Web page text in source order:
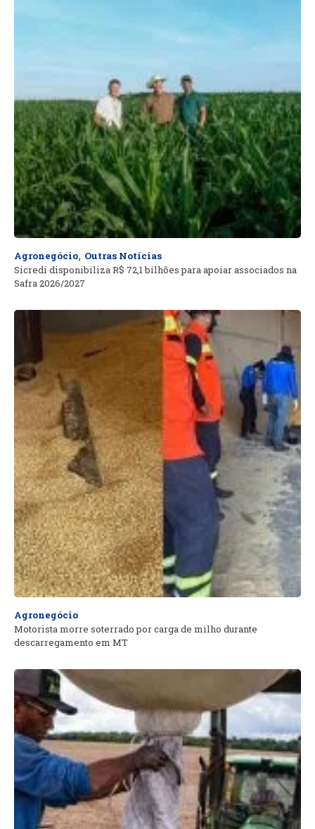
Agronegócio, Outras Notícias
Sicredi disponibiliza R$ 72,1 bilhões para apoiar associados na
Safra 2026/2027
Agronegócio
Motorista morre soterrado por carga de milho durante
descarregamento em MT